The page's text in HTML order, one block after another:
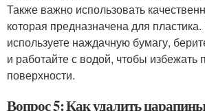
Также важно использовать
которая предназначена для
используете наждачную бумагу,
и работайте с водой, чтобы избежать
поверхности.
Вопрос 5: Как удалить